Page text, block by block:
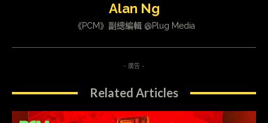
Alan Ng
《PCM》副總編輯 @Plug Media
- 廣告 -
Related Articles